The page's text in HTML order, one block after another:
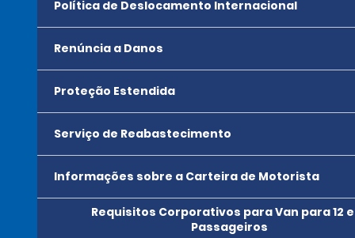
Política de Deslocamento Internacional
Renúncia a Danos
Proteção Estendida
Serviço de Reabastecimento
Informações sobre a Carteira de Motorista
Requisitos Corporativos para Van para 12 e
Passageiros